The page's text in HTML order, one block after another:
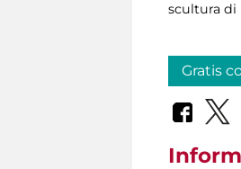
scultura di
Gratis